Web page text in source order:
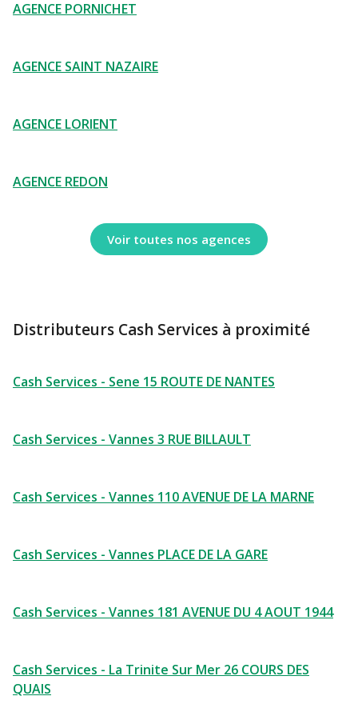
AGENCE PORNICHET
AGENCE SAINT NAZAIRE
AGENCE LORIENT
AGENCE REDON
Voir toutes nos agences
Distributeurs Cash Services à proximité
Cash Services - Sene 15 ROUTE DE NANTES
Cash Services - Vannes 3 RUE BILLAULT
Cash Services - Vannes 110 AVENUE DE LA MARNE
Cash Services - Vannes PLACE DE LA GARE
Cash Services - Vannes 181 AVENUE DU 4 AOUT 1944
Cash Services - La Trinite Sur Mer 26 COURS DES
QUAIS